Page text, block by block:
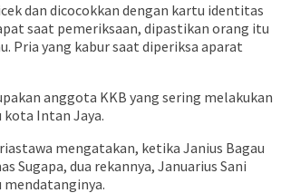
dan dicocokkan dengan kartu identitas
saat pemeriksaan, dipastikan orang itu
Pria yang kabur saat diperiksa aparat
anggota KKB yang sering melakukan
kota Intan Jaya.
mengatakan, ketika Janius Bagau
Sugapa, dua rekannya, Januarius Sani
mendatanginya.